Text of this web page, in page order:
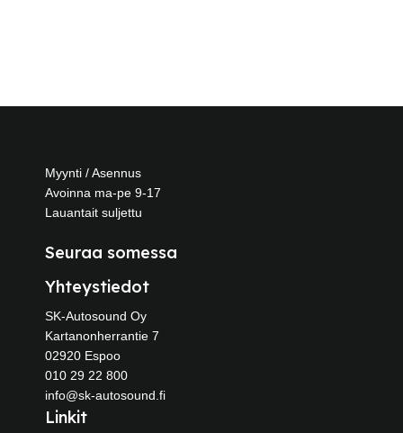
Myynti / Asennus
Avoinna ma-pe 9-17
Lauantait suljettu
Seuraa somessa
Yhteystiedot
SK-Autosound Oy
Kartanonherrantie 7
02920 Espoo
010 29 22 800
info@sk-autosound.fi
Linkit